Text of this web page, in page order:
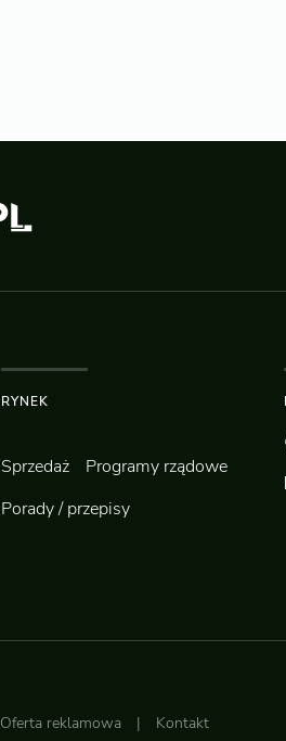
RYNEK
Sprzedaż
Programy rządowe
Porady / przepisy
Oferta reklamowa | Kontakt